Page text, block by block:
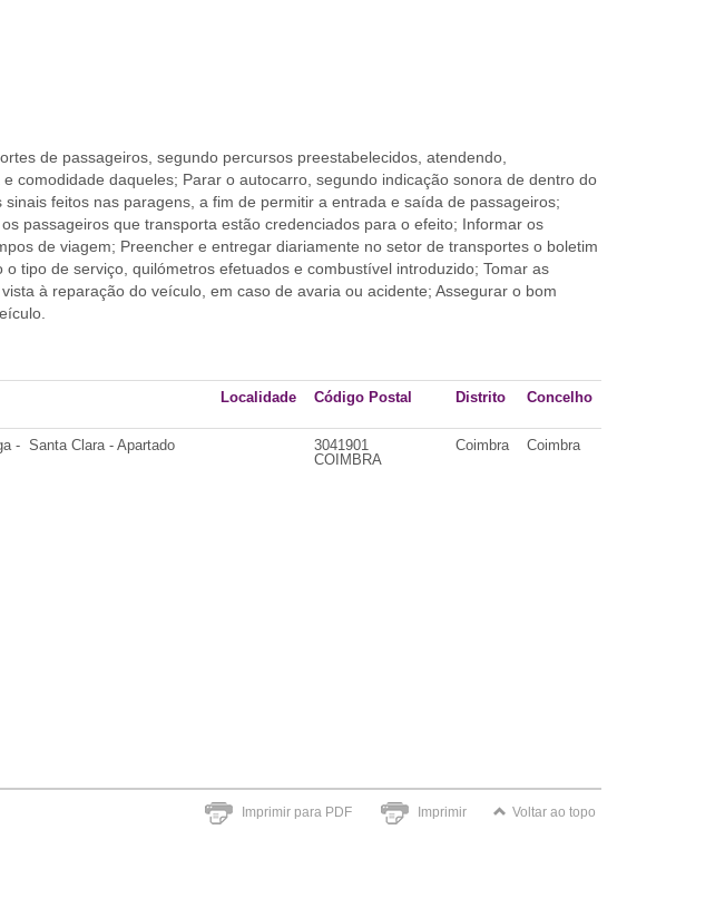
de passageiros, segundo percursos preestabelecidos, atendendo,
comodidade daqueles; Parar o autocarro, segundo indicação sonora de dentro do
feitos nas paragens, a fim de permitir a entrada e saída de passageiros;
passageiros que transporta estão credenciados para o efeito; Informar os
de viagem; Preencher e entregar diariamente no setor de transportes o boletim
tipo de serviço, quilómetros efetuados e combustível introduzido; Tomar as
à reparação do veículo, em caso de avaria ou acidente; Assegurar o bom
Localidade Código Postal Distrito Concelho
- Santa Clara - Apartado
3041901
COIMBRA
Coimbra Coimbra
Imprimir para PDF Imprimir Voltar ao topo